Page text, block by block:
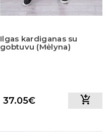
Ilgas kardiganas su
gobtuvu (Mėlyna)
37.05€